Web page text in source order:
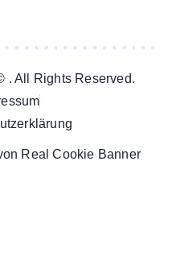
. All Rights Reserved.
Real Cookie Banner